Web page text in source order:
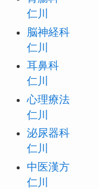
仁川
脳神経科
仁川
耳鼻科
仁川
心理療法
仁川
泌尿器科
仁川
中医漢方
仁川